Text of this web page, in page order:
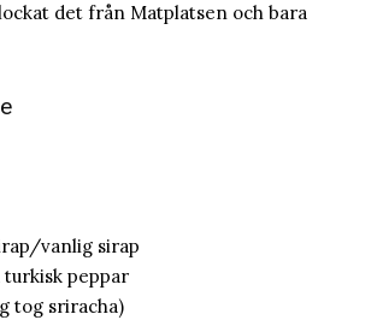
det från Matplatsen och bara
vanlig sirap
turkisk peppar
tog sriracha)